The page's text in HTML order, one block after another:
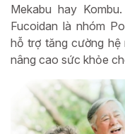
Mekabu hay
Fucoidan là nhóm
hỗ trợ tăng cường
nâng cao sức khỏe